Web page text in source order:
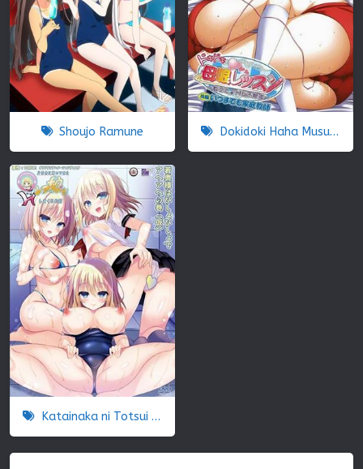
Shoujo Ramune Dokidoki Haha Musume Lesson
Katainaka ni Totsui de Kita Russia Musume to H Shimakuru Ohanashi